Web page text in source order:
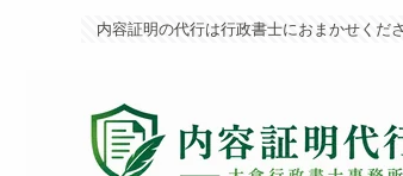
内容証明の代行は行政書士におまかせくだ